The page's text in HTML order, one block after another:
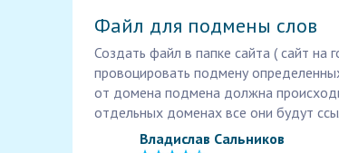
Файл для подмены слов
Создать файл в папке сайта ( сайт на
провоцировать подмену
от домена подмена должна
отдельных доменах все они будут
Владислав Сальников